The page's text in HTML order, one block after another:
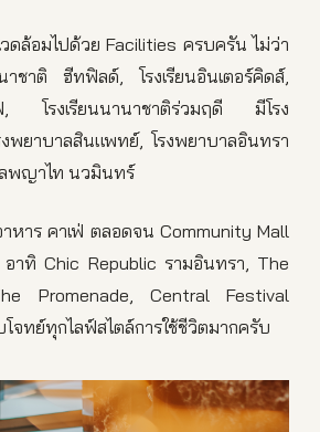
ดล้อมไปด้วย Facilities ครบครัน ไม่ว่า
าชาติ ฮีทฟิลด์, โรงเรียนอินเตอร์คิดส์,
ฟ, โรงเรียนนานาชาติร่วมฤดี มีโรง
พยาบาลสินแพทย์, โรงพยาบาลอินทรา
พญาไท นวมินทร์
หาร คาเฟ่ ตลอดจน Community Mall
าทิ Chic Republic รามอินทรา, The
Promenade, Central Festival
จทย์ทุกไลฟ์สไตล์การใช้ชีวิตมากครับ